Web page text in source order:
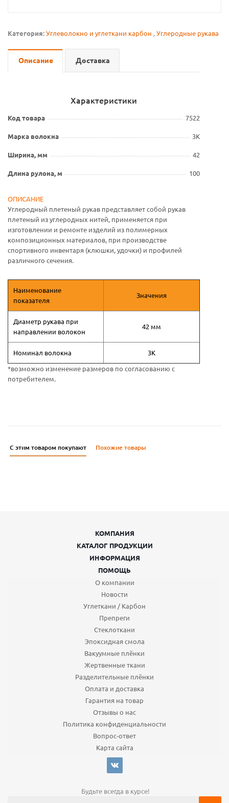
Категория:Углеволокно и углеткани карбон ,Углеродные рукава
Описание Доставка
Характеристики
Код товара 7522
Марка волокна 3К
Ширина, мм 42
Длина рулона, м 100
ОПИСАНИЕ
Углеродный плетеный рукав представляет собой рукав
плетеный из углеродных нитей, применяется при
изготовлении и ремонте изделий из полимерных
композиционных материалов, при производстве
спортивного инвентаря (клюшки, удочки) и профилей
различного сечения.
Наименование
показателя
Значения
Диаметр рукава при
направлении волокон
42 мм
Номинал волокна
3K
*возможно изменение размеров по согласованию с
потребителем.
С этим товаром покупают Похожие товары
КОМПАНИЯ
КАТАЛОГ ПРОДУКЦИИ
ИНФОРМАЦИЯ
ПОМОЩЬ
О компании
Новости
Углеткани / Карбон
Препреги
Стеклоткани
Эпоксидная смола
Вакуумные плёнки
Жертвенные ткани
Разделительные плёнки
Оплата и доставка
Гарантия на товар
Отзывы о нас
Политика конфиденциальности
Вопрос-ответ
Карта сайта
Будьте всегда в курсе!